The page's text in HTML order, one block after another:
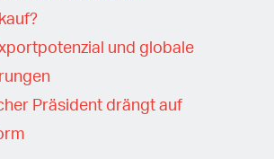
und globale
Präsident drängt auf